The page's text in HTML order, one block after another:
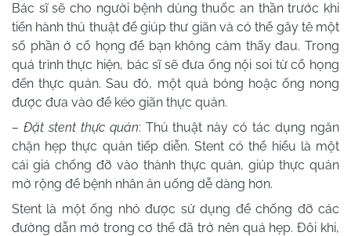
Bác sĩ sẽ cho người bệnh dùng thuốc an thần trước khi
tiến hành thủ thuật để giúp thư giãn và có thể gây tê một
số phần ở cổ họng để bạn không cảm thấy đau. Trong
quá trình thực hiện, bác sĩ sẽ đưa ống nội soi từ cổ họng
đến thực quản. Sau đó, một quả bóng hoặc ống nong
được đưa vào để kéo giãn thực quản.
– Đặt stent thực quản: Thủ thuật này có tác dụng ngăn
chặn hẹp thực quản tiếp diễn. Stent có thể hiểu là một
cái giá chống đỡ vào thành thực quản, giúp thực quản
mở rộng để bệnh nhân ăn uống dễ dàng hơn.
Stent là một ống nhỏ được sử dụng để chống đỡ các
đường dẫn mở trong cơ thể đã trở nên quá hẹp. Đôi khi,